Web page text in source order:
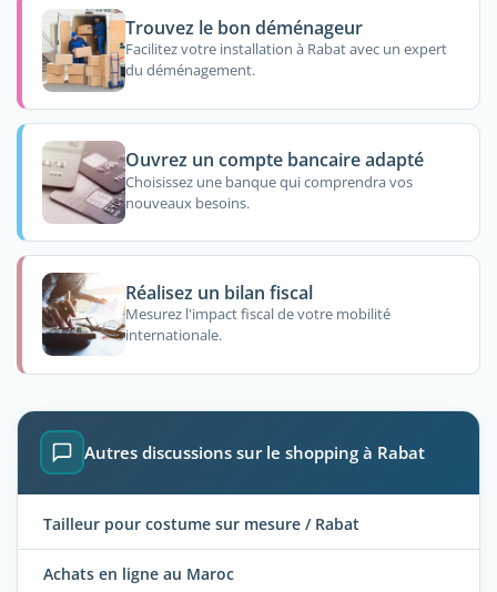
Trouvez le bon déménageur
Facilitez votre installation à Rabat avec un expert
du déménagement.
Ouvrez un compte bancaire adapté
Choisissez une banque qui comprendra vos
nouveaux besoins.
Réalisez un bilan fiscal
Mesurez l'impact fiscal de votre mobilité
internationale.
Autres discussions sur le shopping à Rabat
Tailleur pour costume sur mesure / Rabat
Achats en ligne au Maroc